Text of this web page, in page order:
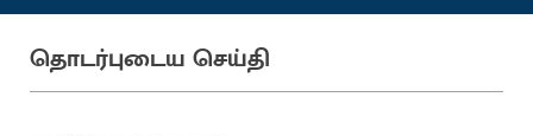
தொடர்புடைய செய்தி